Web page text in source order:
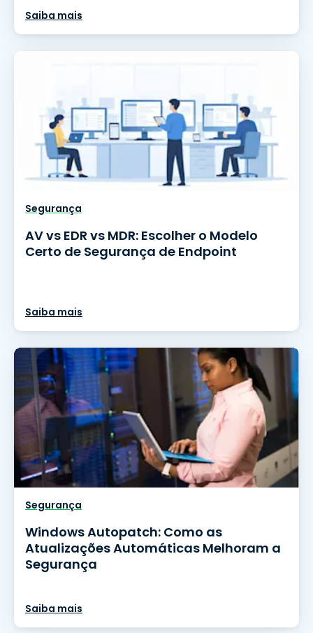
Saiba mais
Segurança
AV vs EDR vs MDR: Escolher o Modelo
Certo de Segurança de Endpoint
Saiba mais
Segurança
Windows Autopatch: Como as
Atualizações Automáticas Melhoram a
Segurança
Saiba mais